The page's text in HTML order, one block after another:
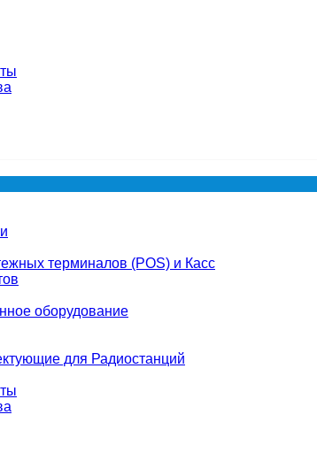
терминалов (POS) и Касс
оборудование
для Радиостанций